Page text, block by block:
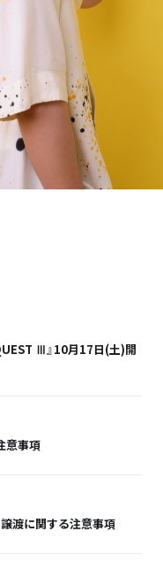
Ⅲ』10月17日(土)開
意事項
渡に関する注意事項